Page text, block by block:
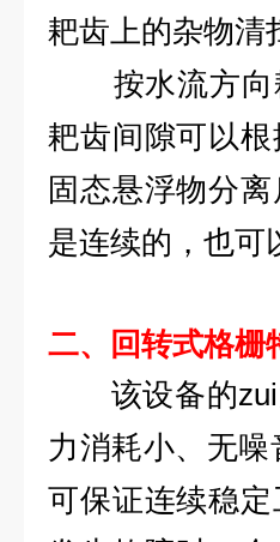
耙齿上的杂物清
按水流方向
耙齿间隙可以
固态悬浮物分
是连续的，也可
二、回转式格栅
该设备的
力消耗小、无
可保证连续稳